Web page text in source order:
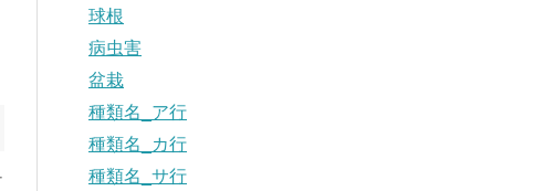
球根
病虫害
盆栽
種類名_ア行
種類名_カ行
種類名_サ行